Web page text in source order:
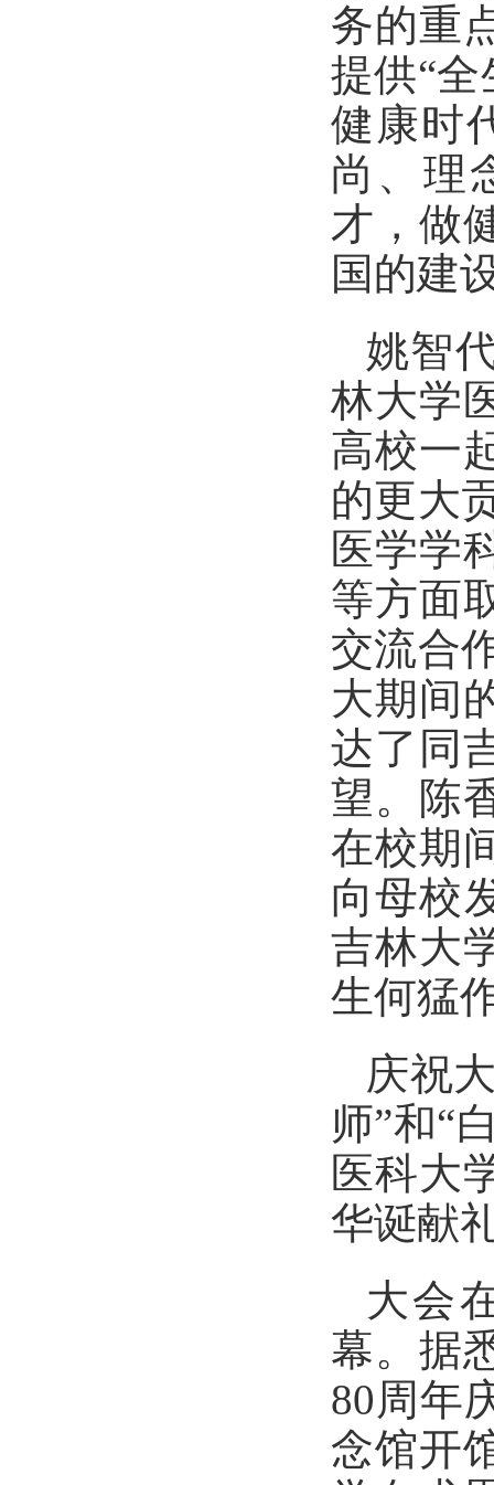
务的重
提供“
健康时
尚、理
才，做
国的建
姚智
林大学
高校一
的更大
医学学
等方面
交流合
大期间
达了同
望。陈
在校期
向母校
吉林大
生何猛
庆祝
师”和“
医科大
华诞献
大会
幕。据
80周年
念馆开